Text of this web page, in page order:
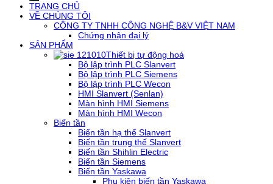
TRANG CHỦ
VỀ CHÚNG TÔI
CÔNG TY TNHH CÔNG NGHỆ B&V VIỆT NAM
Chứng nhận đại lý
SẢN PHẨM
Thiết bị tự động hoá
Bộ lập trình PLC Slanvert
Bộ lập trình PLC Siemens
Bộ lập trình PLC Wecon
HMI Slanvert (Senlan)
Màn hình HMI Siemens
Màn hình HMI Wecon
Biến tần
Biến tần hạ thế Slanvert
Biến tần trung thế Slanvert
Biến tần Shihlin Electric
Biến tần Siemens
Biến tần Yaskawa
Phụ kiện biến tần Yaskawa